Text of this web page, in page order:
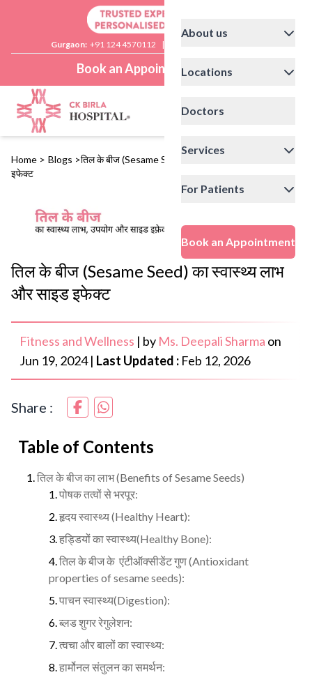
Gurgaon: +91 124 4570112 |
Book an Appointment
About us
Locations
Doctors
Services
For Patients
Book an Appointment
Home > Blogs >तिल के बीज (Sesame Seed) का स्वास्थ्य लाभ और साइड
इफेक्ट
तिल के बीज (Sesame Seed) का स्वास्थ्य लाभ
और साइड इफेक्ट
Fitness and Wellness | by Ms. Deepali Sharma on
Jun 19, 2024 | Last Updated : Feb 12, 2026
Share :
Table of Contents
तिल के बीज का लाभ (Benefits of Sesame Seeds)
पोषक तत्वों से भरपूर:
हृदय स्वास्थ्य (Healthy Heart):
हड्डियों का स्वास्थ्य(Healthy Bone):
तिल के बीज के एंटीऑक्सीडेंट गुण (Antioxidant
properties of sesame seeds):
पाचन स्वास्थ्य(Digestion):
ब्लड शुगर रेगुलेशन:
त्वचा और बालों का स्वास्थ्य:
हार्मोनल संतुलन का समर्थन: